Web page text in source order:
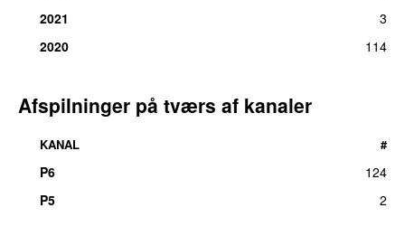
2021
3
2020
114
Afspilninger på tværs af kanaler
KANAL #
P6
124
P5
2